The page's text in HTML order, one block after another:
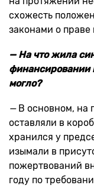
схожесть
законами о праве
— На что жила
финансировании
могло?
— В основном, на
оставляли в
хранился у
изымали в
пожертвований
году по